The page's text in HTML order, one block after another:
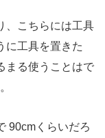
、こちらには工具
に工具を置きた
まる使うことはで
90cmくらいだろ